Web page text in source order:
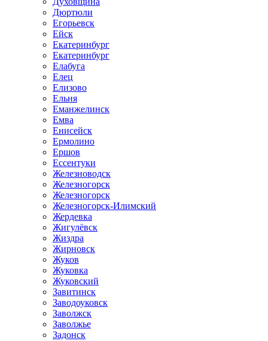
Дюртюли
Егорьевск
Ейск
Екатеринбург
Екатеринбург
Елабуга
Елец
Елизово
Ельня
Еманжелинск
Емва
Енисейск
Ермолино
Ершов
Ессентуки
Железноводск
Железногорск
Железногорск
Железногорск-Илимский
Жердевка
Жигулёвск
Жиздра
Жирновск
Жуков
Жуковка
Жуковский
Завитинск
Заводоуковск
Заволжск
Заволжье
Задонск